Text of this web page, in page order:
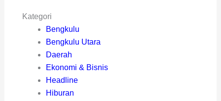
Kategori
Bengkulu
Bengkulu Utara
Daerah
Ekonomi & Bisnis
Headline
Hiburan